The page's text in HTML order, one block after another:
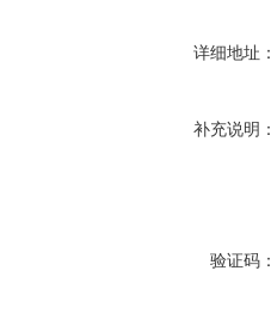
详细地址：
补充说明：
验证码：